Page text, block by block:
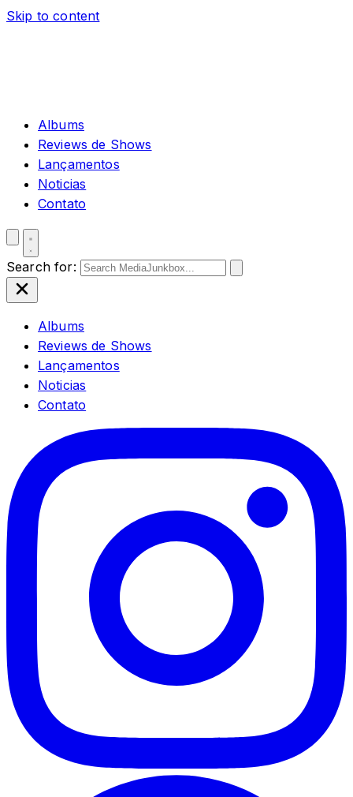
Skip to content
Albums
Reviews de Shows
Lançamentos
Noticias
Contato
Search for:
Albums
Reviews de Shows
Lançamentos
Noticias
Contato